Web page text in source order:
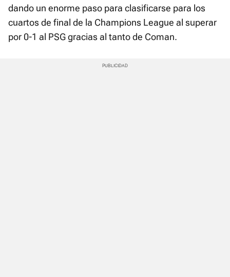
dando un enorme paso para clasificarse para los
cuartos de final de la Champions League al superar
por 0-1 al PSG gracias al tanto de Coman.